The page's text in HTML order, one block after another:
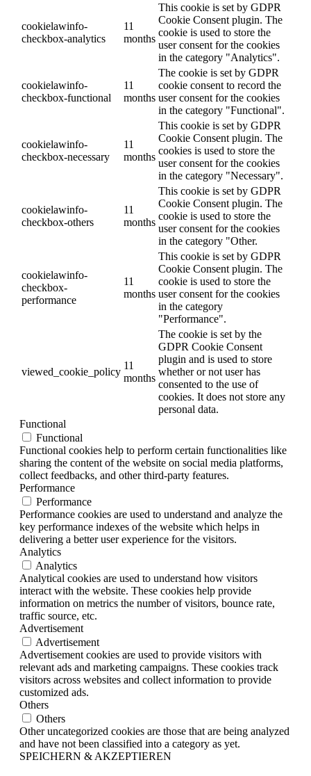
cookielawinfo-
checkbox-analytics
11
months
This cookie is set by GDPR
Cookie Consent plugin. The
cookie is used to store the
user consent for the cookies
in the category "Analytics".
cookielawinfo-
checkbox-functional
11
months
The cookie is set by GDPR
cookie consent to record the
user consent for the cookies
in the category "Functional".
cookielawinfo-
checkbox-necessary
11
months
This cookie is set by GDPR
Cookie Consent plugin. The
cookies is used to store the
user consent for the cookies
in the category "Necessary".
cookielawinfo-
checkbox-others
11
months
This cookie is set by GDPR
Cookie Consent plugin. The
cookie is used to store the
user consent for the cookies
in the category "Other.
cookielawinfo-
checkbox-
performance
11
months
This cookie is set by GDPR
Cookie Consent plugin. The
cookie is used to store the
user consent for the cookies
in the category
"Performance".
viewed_cookie_policy
11
months
The cookie is set by the
GDPR Cookie Consent
plugin and is used to store
whether or not user has
consented to the use of
cookies. It does not store any
personal data.
Functional
Functional
Functional cookies help to perform certain functionalities like
sharing the content of the website on social media platforms,
collect feedbacks, and other third-party features.
Performance
Performance
Performance cookies are used to understand and analyze the
key performance indexes of the website which helps in
delivering a better user experience for the visitors.
Analytics
Analytics
Analytical cookies are used to understand how visitors
interact with the website. These cookies help provide
information on metrics the number of visitors, bounce rate,
traffic source, etc.
Advertisement
Advertisement
Advertisement cookies are used to provide visitors with
relevant ads and marketing campaigns. These cookies track
visitors across websites and collect information to provide
customized ads.
Others
Others
Other uncategorized cookies are those that are being analyzed
and have not been classified into a category as yet.
SPEICHERN & AKZEPTIEREN